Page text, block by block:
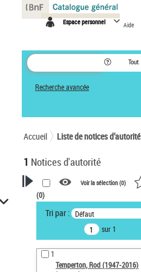
Espace personnel Aide
Tout
Recherche avancée
Accueil Liste de notices d’autorité
1 Notices d'autorité
VOTRE RECHERCHE
Recherche avancée dans les
notices d’autorité
Œuvres liées à l'auteur :
Temperton, Rod (1947-2016)
Voir la sélection (0)
(0)
Tri par : Défaut
sur 1
1
Temperton, Rod (1947-2016)
Panneau de gestion des cookies